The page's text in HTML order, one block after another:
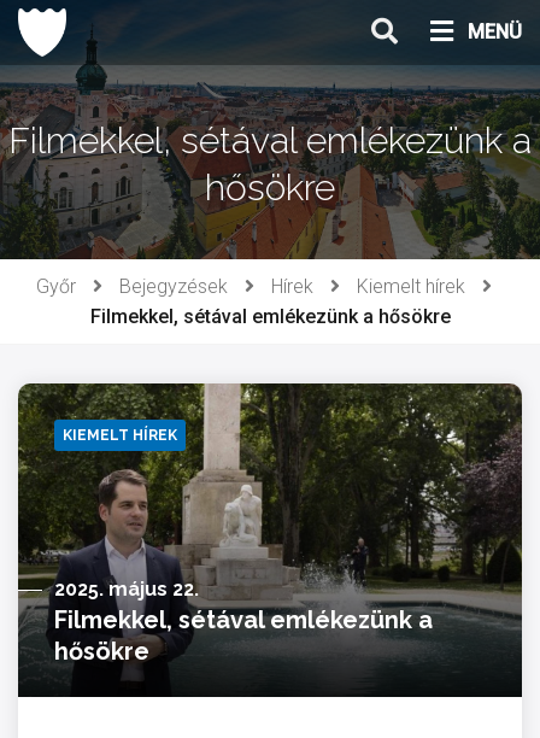
Ugrás
tartalomhoz
MENÜ
Filmekkel, sétával emlékezünk a
hősökre
Győr Bejegyzések Hírek
Kiemelt hírek
Filmekkel, sétával emlékezünk a hősökre
KIEMELT HÍREK
2025. május 22.
Filmekkel, sétával emlékezünk a
hősökre